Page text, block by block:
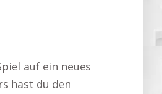
auf ein neues
hast du den